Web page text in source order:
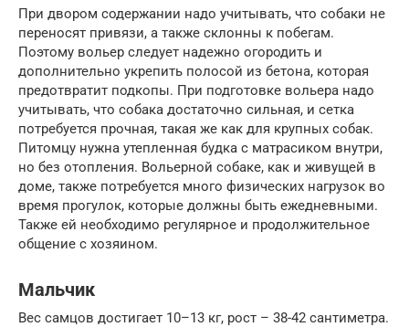
При двором содержании надо учитывать, что собаки не
переносят привязи, а также склонны к побегам.
Поэтому вольер следует надежно огородить и
дополнительно укрепить полосой из бетона, которая
предотвратит подкопы. При подготовке вольера надо
учитывать, что собака достаточно сильная, и сетка
потребуется прочная, такая же как для крупных собак.
Питомцу нужна утепленная будка с матрасиком внутри,
но без отопления. Вольерной собаке, как и живущей в
доме, также потребуется много физических нагрузок во
время прогулок, которые должны быть ежедневными.
Также ей необходимо регулярное и продолжительное
общение с хозяином.
Мальчик
Вес самцов достигает 10–13 кг, рост – 38-42 сантиметра.